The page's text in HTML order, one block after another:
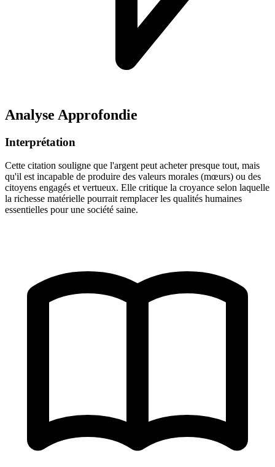
Analyse Approfondie
Interprétation
Cette citation souligne que l'argent peut acheter presque tout, mais
qu'il est incapable de produire des valeurs morales (mœurs) ou des
citoyens engagés et vertueux. Elle critique la croyance selon laquelle
la richesse matérielle pourrait remplacer les qualités humaines
essentielles pour une société saine.